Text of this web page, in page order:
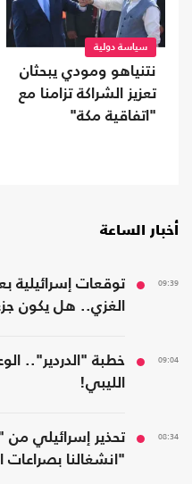
سياسة دولية
نتنياهو ومودي يبحثان
تعزيز الشراكة تزامنا مع
"اتفاقية مكة"
أخبار الساعة
09:39
توقعات إسرائيلية
الغزي.. هل يكون
09:04
خطبة "الدردير"..
الليبي!
08:34
تحذير إسرائيلي
"انشغالنا بصراعات